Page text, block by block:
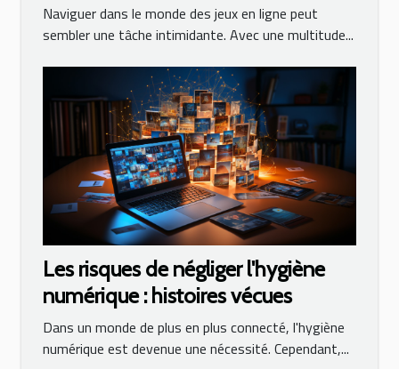
Naviguer dans le monde des jeux en ligne peut
sembler une tâche intimidante. Avec une multitude...
Les risques de négliger l'hygiène
numérique : histoires vécues
Dans un monde de plus en plus connecté, l'hygiène
numérique est devenue une nécessité. Cependant,...